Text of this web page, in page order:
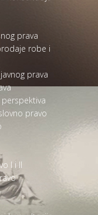
prava
robe i
prava
perspektiva
pravo
I i II